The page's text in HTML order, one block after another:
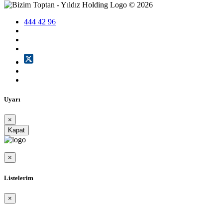
© 2026
444 42 96
Uyarı
×
Kapat
×
Listelerim
×